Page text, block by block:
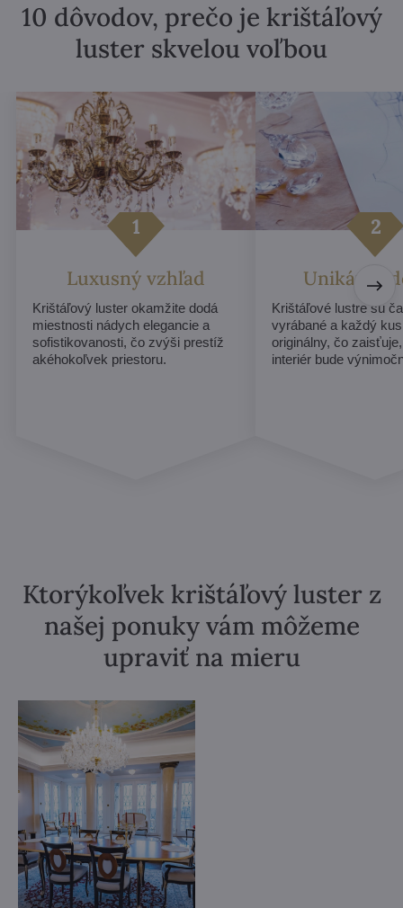
10 dôvodov, prečo je krištáľový
luster skvelou voľbou
Luxusný vzhľad
Krištáľový luster okamžite dodá
miestnosti nádych elegancie a
sofistikovanosti, čo zvýši prestíž
akéhokoľvek priestoru.
Unikátny
Krištáľové lustre sú
vyrábané a každý
originálny, čo
interiér bude
Ktorýkoľvek krištáľový luster z
našej ponuky vám môžeme
upraviť na mieru